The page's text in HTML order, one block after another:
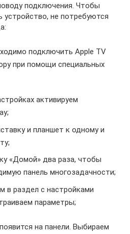
подключения. Чтобы
не потребуются
подключить Apple TV
при помощи специальных
активируем
и планшет к одному и
«Домой» два раза, чтобы
панель многозадачности;
в раздел с настройками
параметры;
на панели. Выбираем